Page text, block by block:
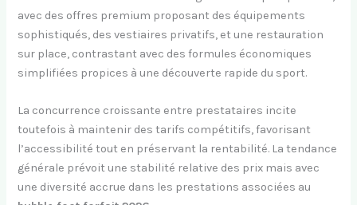
avec des offres premium proposant des équipements
sophistiqués, des vestiaires privatifs, et une restauration
sur place, contrastant avec des formules économiques
simplifiées propices à une découverte rapide du sport.
La concurrence croissante entre prestataires incite
toutefois à maintenir des tarifs compétitifs, favorisant
l’accessibilité tout en préservant la rentabilité. La tendance
générale prévoit une stabilité relative des prix mais avec
une diversité accrue dans les prestations associées au